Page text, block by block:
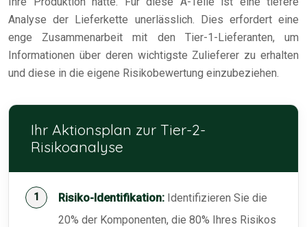
Analyse der Lieferkette unerlässlich. Dies erfordert eine
enge Zusammenarbeit mit den Tier-1-Lieferanten, um
Informationen über deren wichtigste Zulieferer zu erhalten
und diese in die eigene Risikobewertung einzubeziehen.
Ihr Aktionsplan zur Tier-2-
Risikoanalyse
Risiko-Identifikation: Identifizieren Sie die
20% der Komponenten, die 80% Ihres Risikos